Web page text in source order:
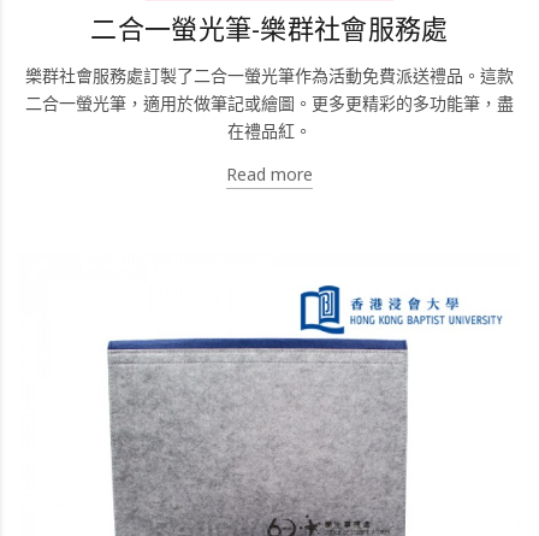
二合一螢光筆-樂群社會服務處
樂群社會服務處訂製了二合一螢光筆作為活動免費派送禮品。這款
二合一螢光筆，適用於做筆記或繪圖。更多更精彩的多功能筆，盡
在禮品紅。
Read more